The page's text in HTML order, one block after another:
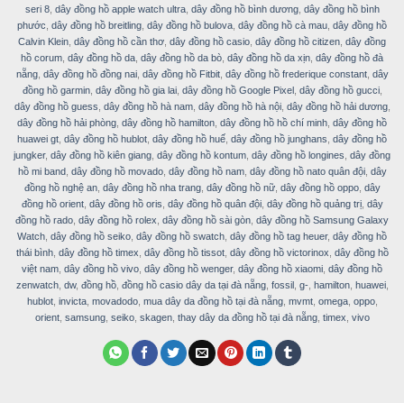
seri 8, dây đồng hồ apple watch ultra, dây đồng hồ bình dương, dây đồng hồ bình
phước dây đồng hồ breitling dây đồng hồ bulova dây đồng hồ cà mau dây đồng hồ
Calvin Klein dây đồng hồ cần thơ dây đồng hồ casio dây đồng hồ citizen dây đồng
hồ corum dây đồng hồ da dây đồng hồ da bò dây đồng hồ da xịn dây đồng hồ đà
nẵng, dây đồng hồ đồng nai, dây đồng hồ Fitbit, dây đồng hồ frederique constant, dây
đồng hồ garmin, dây đồng hồ gia lai, dây đồng hồ Google Pixel, dây đồng hồ gucci,
dây đồng hồ guess dây đồng hồ hà nam, dây đồng hồ hà nội, dây đồng hồ hải dương,
dây đồng hồ hải phòng dây đồng hồ hamilton dây đồng hồ hồ chí minh dây đồng hồ
huawei gt dây đồng hồ hublot dây đồng hồ huế dây đồng hồ junghans dây đồng hồ
jungker, dây đồng hồ kiên giang dây đồng hồ kontum dây đồng hồ longines dây đồng
hồ mi band, dây đồng hồ movado, dây đồng hồ nam, dây đồng hồ nato quân đội, dây
đồng hồ nghệ an, dây đồng hồ nha trang, dây đồng hồ nữ, dây đồng hồ oppo, dây
đồng hồ orient, dây đồng hồ oris dây đồng hồ quân đội, dây đồng hồ quảng trị, dây
đồng hồ rado dây đồng hồ rolex dây đồng hồ sài gòn dây đồng hồ Samsung Galaxy
Watch dây đồng hồ seiko dây đồng hồ swatch dây đồng hồ tag heuer, dây đồng hồ
thái bình, dây đồng hồ timex dây đồng hồ tissot, dây đồng hồ victorinox dây đồng hồ
việt nam dây đồng hồ vivo dây đồng hồ wenger, dây đồng hồ xiaomi dây đồng hồ
zenwatch, dw, đồng hồ, đồng hồ casio dây da tại đà nẵng, fossil, g-, hamilton, huawei,
hublot, invicta, movadodo, mua dây da đồng hồ tại đà nẵng, mvmt, omega, oppo,
orient, samsung, seiko, skagen, thay dây da đồng hồ tại đà nẵng, timex vivo